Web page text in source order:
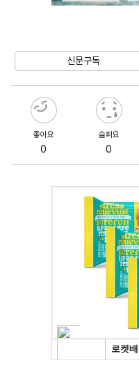
신문구독
좋아요
0
슬퍼요
0